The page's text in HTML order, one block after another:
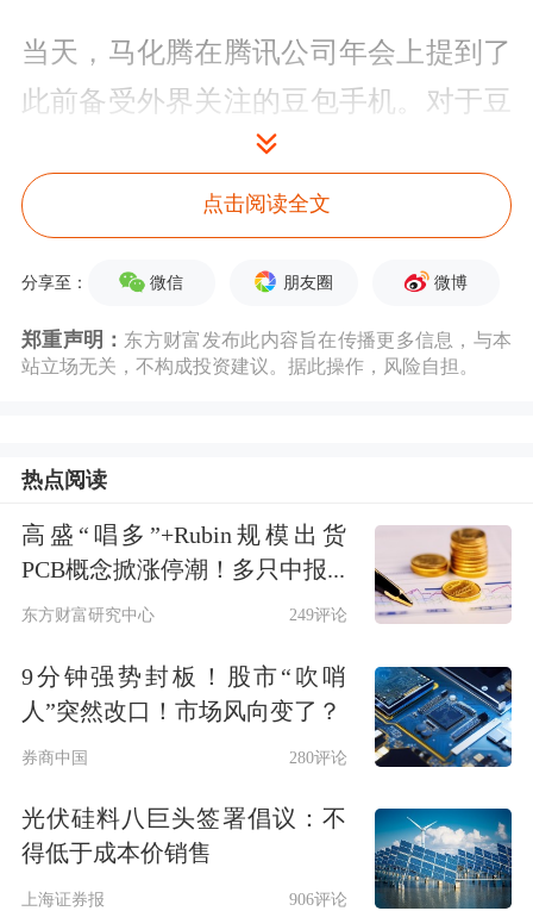
当天，马化腾在腾讯公司年会上提到了
此前备受外界关注的豆包手机。对于豆
包通过底层接入手机、协助用户执行操
作的模式，他并不认同，称用外挂方式
把用户手机和电脑屏幕录屏传到云
端，“极不安全、不负责任”，腾讯对
此“旗帜鲜明地反对”。
技术预览版，通过与中兴合作推出努比
级调度”的AI助手可跨应用完成订机
票、比价等操作。
这款手机主要面向开发者和科技爱好
者，售价3499元，开售即售罄。但手机
助手操作微信时，账号因“登录环境异
类App也相继
点击阅读全文
分享至： 微信 朋友圈 微博
郑重声明： 东方财富发布此内容旨在传播更多信息，与本
站立场无关，不构成投资建议。据此操作，风险自担。
热点阅读
高盛“唱多”+Rubin规模出货
PCB概念掀涨停潮！多只中报...
东方财富研究中心 249评论
9分钟强势封板！股市“吹哨
人”突然改口！市场风向变了？
券商中国 280评论
光伏硅料八巨头签署倡议：不
得低于成本价销售
上海证券报 906评论